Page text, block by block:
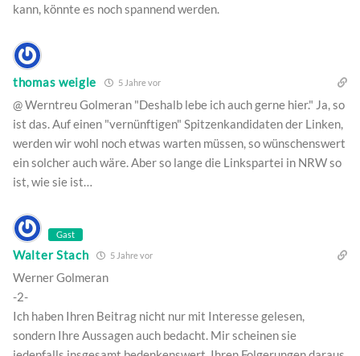
kann, könnte es noch spannend werden.
thomas weigle 5 Jahre vor
@ Werntreu Golmeran "Deshalb lebe ich auch gerne hier." Ja, so
ist das. Auf einen "vernünftigen" Spitzenkandidaten der Linken,
werden wir wohl noch etwas warten müssen, so wünschenswert
ein solcher auch wäre. Aber so lange die Linkspartei in NRW so
ist, wie sie ist…
Gast
Walter Stach 5 Jahre vor
Werner Golmeran
-2-
Ich haben Ihren Beitrag nicht nur mit Interesse gelesen,
sondern Ihre Aussagen auch bedacht. Mir scheinen sie